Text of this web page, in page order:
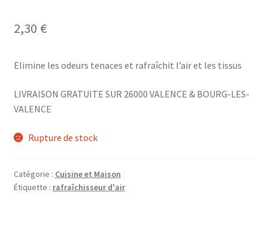
2,30 €
Elimine les odeurs tenaces et rafraîchit l’air et les tissus
LIVRAISON GRATUITE SUR 26000 VALENCE & BOURG-LES-
VALENCE
Rupture de stock
Catégorie : Cuisine et Maison
Étiquette : rafraîchisseur d'air